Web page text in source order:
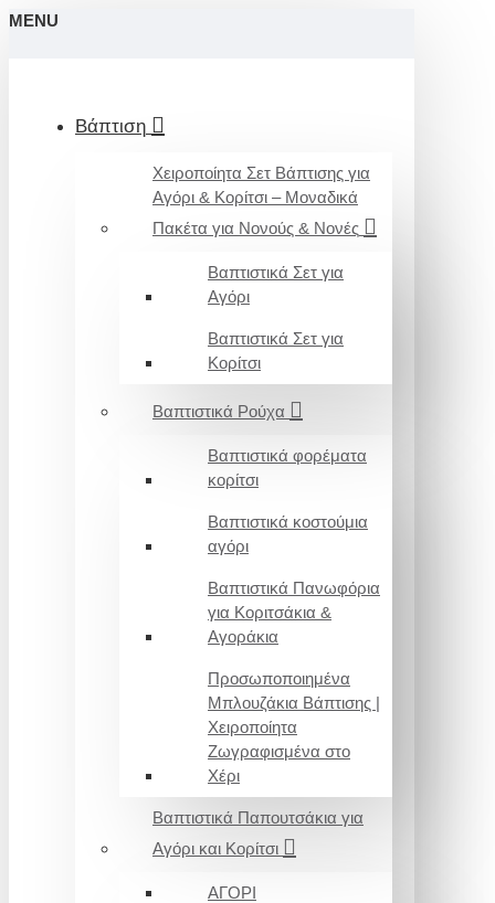
MENU
Βάπτιση
Χειροποίητα Σετ Βάπτισης για
Αγόρι & Κορίτσι – Μοναδικά
Πακέτα για Νονούς & Νονές
Βαπτιστικά Σετ για
Αγόρι
Βαπτιστικά Σετ για
Κορίτσι
Βαπτιστικά Ρούχα
Βαπτιστικά φορέματα
κορίτσι
Βαπτιστικά κοστούμια
αγόρι
Βαπτιστικά Πανωφόρια
για Κοριτσάκια &
Αγοράκια
Προσωποποιημένα
Μπλουζάκια Βάπτισης |
Χειροποίητα
Ζωγραφισμένα στο
Χέρι
Βαπτιστικά Παπουτσάκια για
Αγόρι και Κορίτσι
ΑΓΟΡΙ